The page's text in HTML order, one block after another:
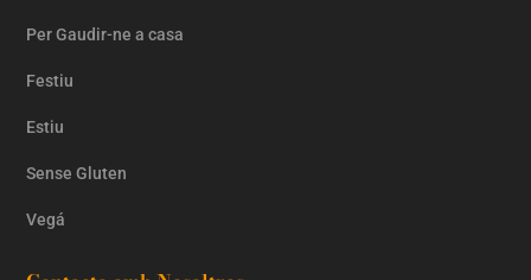
Per Gaudir-ne a casa
Festiu
Estiu
Sense Gluten
Vegá